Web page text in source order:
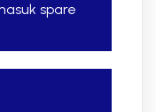
spare